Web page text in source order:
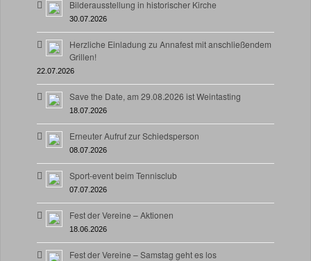
Bilderausstellung in historischer Kirche
30.07.2026
Herzliche Einladung zu Annafest mit anschließendem
Grillen!
22.07.2026
Save the Date, am 29.08.2026 ist Weintasting
18.07.2026
Erneuter Aufruf zur Schiedsperson
08.07.2026
Sport-event beim Tennisclub
07.07.2026
Fest der Vereine – Aktionen
18.06.2026
Fest der Vereine – Samstag geht es los